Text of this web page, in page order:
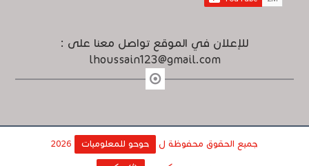
للإعلان في الموقع تواصل معنا على :
lhoussain123@gmail.com
جميع الحقوق محفوظة ل حوحو للمعلوميات